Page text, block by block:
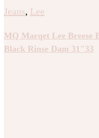
Jeans, Lee
MQ Marqet Lee Breese
Black Rinse Dam 31″33